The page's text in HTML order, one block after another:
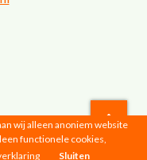
wij alleen anoniem website
functionele cookies,
Sluiten